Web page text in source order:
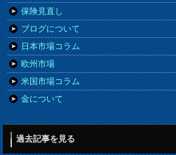
保険見直し
ブログについて
日本市場コラム
欧州市場
米国市場コラム
金について
過去記事を見る